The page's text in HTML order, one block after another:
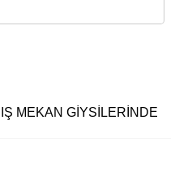
MEKAN GIYSILERINDE